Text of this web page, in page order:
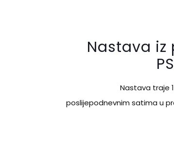
Nastava
Nastava traje
poslijepodnevnim satima u